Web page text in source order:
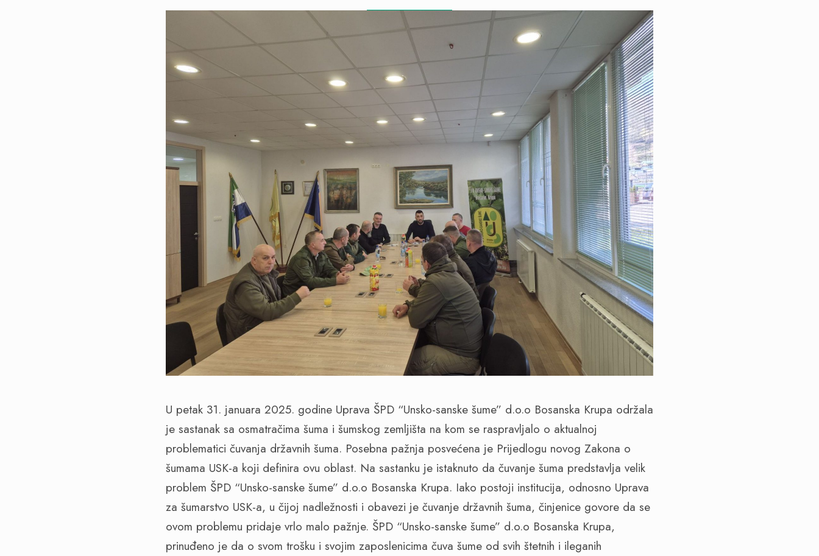
U petak 31. januara 2025. godine Uprava ŠPD “Unsko-sanske šume” d.o.o Bosanska Krupa održala
je sastanak sa osmatračima šuma i šumskog zemljišta na kom se raspravljalo o aktualnoj
problematici čuvanja državnih šuma. Posebna pažnja posvećena je Prijedlogu novog Zakona o
šumama USK-a koji definira ovu oblast. Na sastanku je istaknuto da čuvanje šuma predstavlja velik
problem ŠPD “Unsko-sanske šume” d.o.o Bosanska Krupa. Iako postoji institucija, odnosno Uprava
za šumarstvo USK-a, u čijoj nadležnosti i obavezi je čuvanje državnih šuma, činjenice govore da se
ovom problemu pridaje vrlo malo pažnje. ŠPD “Unsko-sanske šume” d.o.o Bosanska Krupa,
prinuđeno je da o svom trošku i svojim zaposlenicima čuva šume od svih štetnih i ileganih